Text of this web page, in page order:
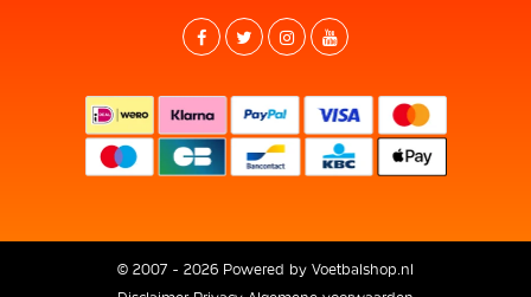
© 2007 - 2026 Powered by Voetbalshop.nl